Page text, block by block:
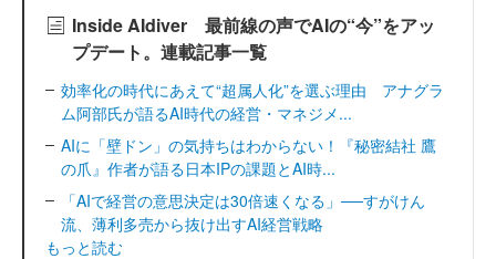
Inside AIdiver 最前線の声でAIの“今”をアッ
プデート。連載記事一覧
効率化の時代にあえて“超属人化”を選ぶ理由 アナグラ
ム阿部氏が語るAI時代の経営・マネジメ...
AIに「壁ドン」の気持ちはわからない！『秘密結社 鷹
の爪』作者が語る日本IPの課題とAI時...
「AIで経営の意思決定は30倍速くなる」──すがけん
流、薄利多売から抜け出すAI経営戦略
もっと読む